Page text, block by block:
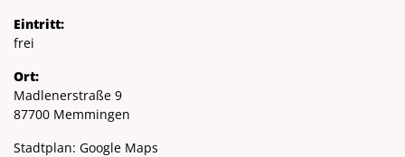
Eintritt:
frei
Ort:
Madlenerstraße 9
87700 Memmingen
Stadtplan: Google Maps